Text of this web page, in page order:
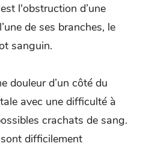
l'obstruction d’une
de ses branches, le
sanguin.
douleur d’un côté du
avec une difficulté à
crachats de sang.
difficilement